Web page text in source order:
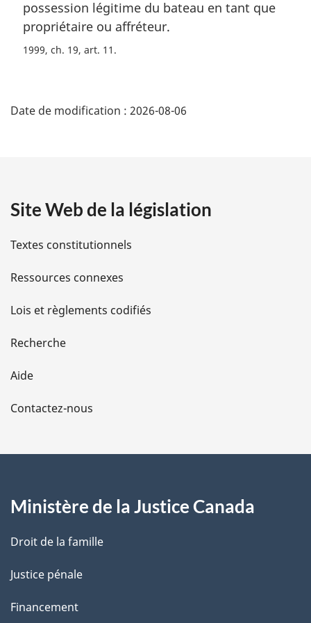
:possession légitime du bateau en tant que
propriétaire ou affréteur.
1999, ch. 19, art. 11
é
i
l
s
d
e
l
a
e
Date de modification : 2026-08-06
Site Web de la législation
Textes constitutionnels
Ressources connexes
Lois et règlements codifiés
Recherche
Aide
Contactez-nous
Ministère de la Justice Canada
Droit de la famille
Justice pénale
Financement